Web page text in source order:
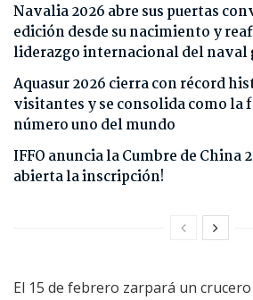
Navalia 2026 abre sus puertas
edición desde su nacimiento y
liderazgo internacional del naval
Aquasur 2026 cierra con récord
visitantes y se consolida como la
número uno del mundo
IFFO anuncia la Cumbre de China
abierta la inscripción!
El 15 de febrero zarpará un